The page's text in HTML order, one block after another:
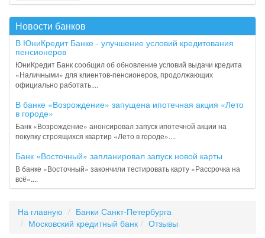
Новости банков
В ЮниКредит Банке - улучшение условий кредитования
пенсионеров
ЮниКредит Банк сообщил об обновление условий выдачи кредита
«Наличными» для клиентов-пенсионеров, продолжающих
официально работать....
В банке «Возрождение» запущена ипотечная акция «Лето
в городе»
Банк «Возрождение» анонсировал запуск ипотечной акции на
покупку строящихся квартир «Лето в городе»....
Банк «Восточный» запланировал запуск новой карты
В банке «Восточный» закончили тестировать карту «Рассрочка на
всё»....
На главную
Банки Санкт-Петербурга
Московский кредитный банк
Отзывы